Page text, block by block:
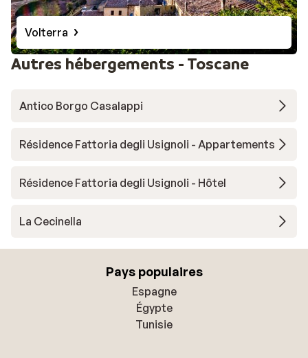
Volterra
Autres hébergements - Toscane
Antico Borgo Casalappi
Résidence Fattoria degli Usignoli - Appartements
Résidence Fattoria degli Usignoli - Hôtel
La Cecinella
Pays populaires
Espagne
Égypte
Tunisie